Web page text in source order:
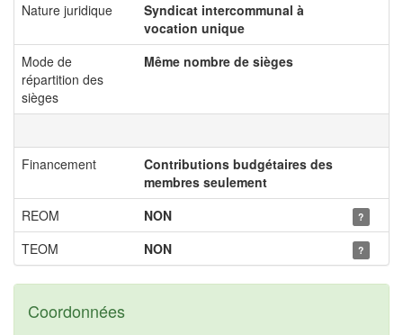
Nature juridique
Syndicat intercommunal à
vocation unique
Mode de
répartition des
sièges
Même nombre de sièges
Financement
Contributions budgétaires des
membres seulement
REOM
NON ?
TEOM NON ?
Coordonnées